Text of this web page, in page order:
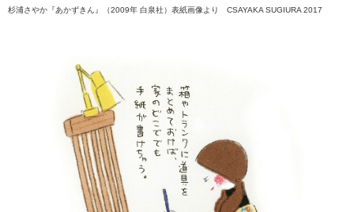
杉浦さやか『あかずきん』（2009年 白泉社）表紙画像より CSAYAKA SUGIURA 2017